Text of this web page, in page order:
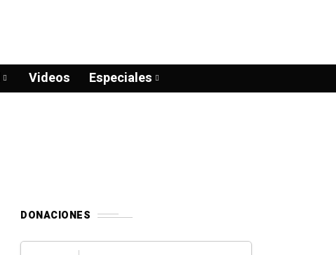
Videos Especiales
DONACIONES